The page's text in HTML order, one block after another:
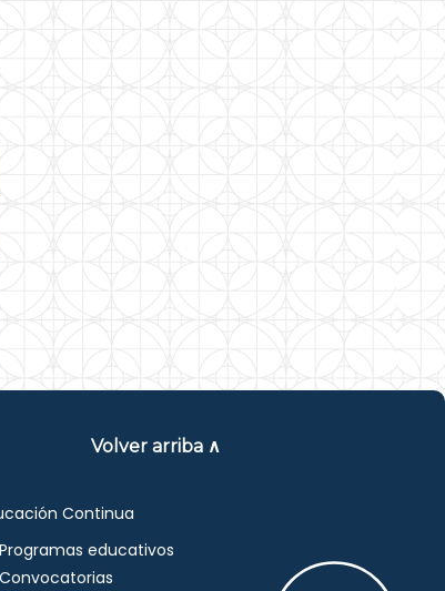
Volver arriba ∧
Continua
Programas educativos
Convocatorias